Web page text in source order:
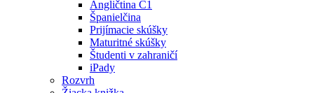
Angličtina C1
Španielčina
Prijímacie skúšky
Maturitné skúšky
Študenti v zahraničí
iPady
Rozvrh